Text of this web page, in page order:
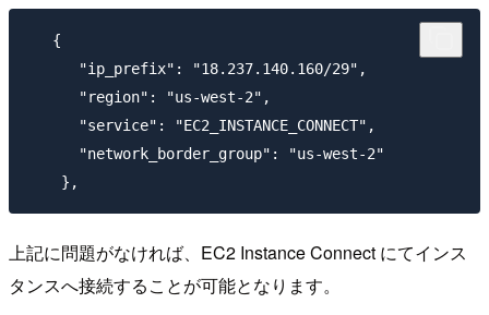
   {
      "ip_prefix": "18.237.140.160/29",
      "region": "us-west-2",
      "service": "EC2_INSTANCE_CONNECT",
      "network_border_group": "us-west-2"
上記に問題がなければ、EC2 Instance Connect にてインス
タンスへ接続することが可能となります。